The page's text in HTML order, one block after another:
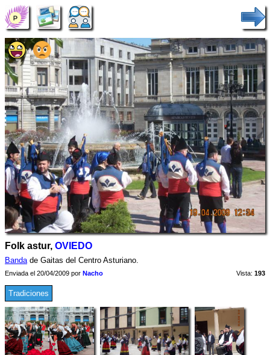
Folk astur, OVIEDO
Bandade Gaitas del Centro Asturiano.
Enviada el 20/04/2009 por Nacho Vista: 193
Tradiciones